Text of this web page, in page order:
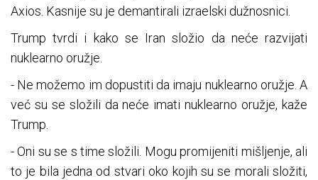
Axios. Kasnije su je demantirali izraelski dužnosnici.
Trump tvrdi i kako se Iran složio da neće razvijati
nuklearno oružje.
- Ne možemo im dopustiti da imaju nuklearno oružje. A
već su se složili da neće imati nuklearno oružje, kaže
Trump.
- Oni su se s time složili. Mogu promijeniti mišljenje, ali
to je bila jedna od stvari oko kojih su se morali složiti,